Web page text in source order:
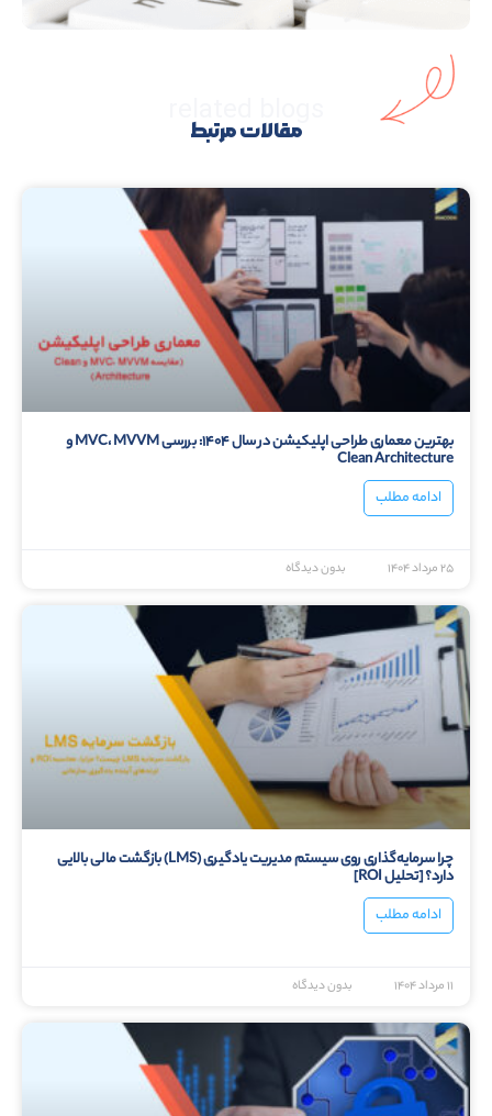
مقالات مرتبط
بهترین معماری طراحی اپلیکیشن در سال ۱۴۰۴: بررسی MVC، MVVM و
Clean Architecture
ادامه مطلب
۲۵ مرداد ۱۴۰۴ بدون دیدگاه
چرا سرمایه‌گذاری روی سیستم مدیریت یادگیری (LMS) بازگشت مالی بالایی
دارد؟ [تحلیل ROI]
ادامه مطلب
۱۱ مرداد ۱۴۰۴ بدون دیدگاه